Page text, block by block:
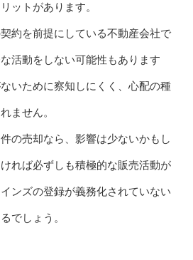
ットがあります。
約を前提にしている不動産会社で
活動をしない可能性もあります
いために察知しにくく、心配の種
ません。
の売却なら、影響は少ないかもし
れば必ずしも積極的な販売活動が
ンズの登録が義務化されていない
でしょう。